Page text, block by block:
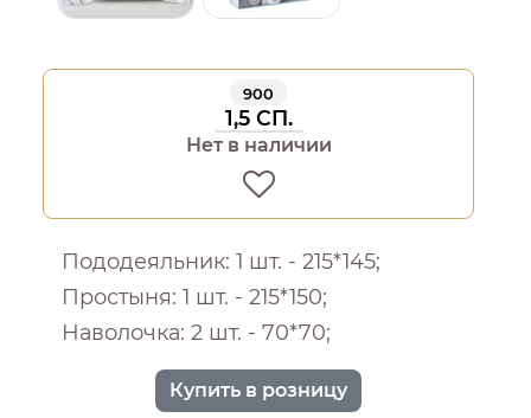
900
1,5 СП.
Нет в наличии
Пододеяльник: 1 шт. - 215*145;
Простыня: 1 шт. - 215*150;
Наволочка: 2 шт. - 70*70;
Купить в розницу